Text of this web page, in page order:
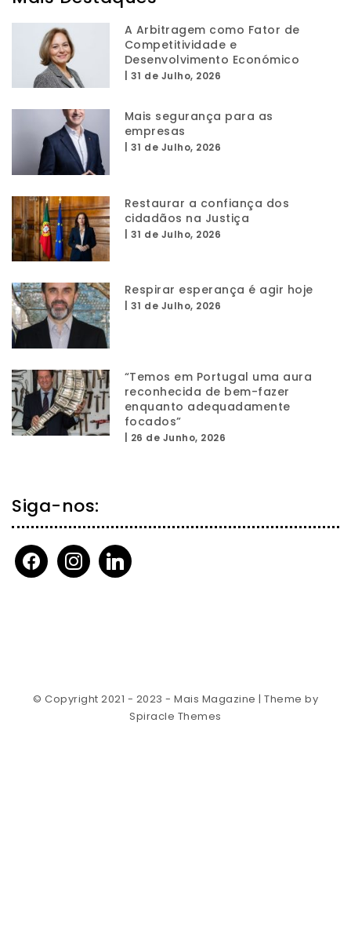
A Arbitragem como Fator de
Competitividade e
Desenvolvimento Económico
31 de Julho, 2026
Mais segurança para as
empresas
31 de Julho, 2026
Restaurar a confiança dos
cidadãos na Justiça
31 de Julho, 2026
Respirar esperança é agir hoje
31 de Julho, 2026
“Temos em Portugal uma aura
reconhecida de bem-fazer
enquanto adequadamente
focados”
26 de Junho, 2026
Siga-nos:
facebookinstagramlinkedin
© Copyright 2021 - 2023 - Mais Magazine | Theme by
Spiracle Themes